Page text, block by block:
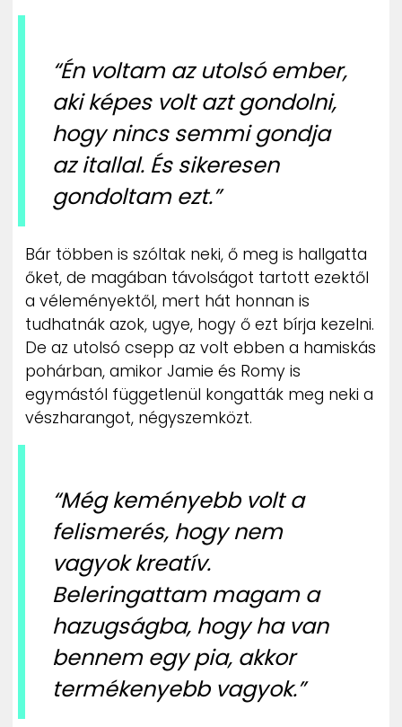
“Én voltam az utolsó ember,
aki képes volt azt gondolni,
hogy nincs semmi gondja
az itallal. És sikeresen
gondoltam ezt.”
Bár többen is szóltak neki, ő meg is hallgatta
őket, de magában távolságot tartott ezektől
a véleményektől, mert hát honnan is
tudhatnák azok, ugye, hogy ő ezt bírja kezelni.
De az utolsó csepp az volt ebben a hamiskás
pohárban, amikor Jamie és Romy is
egymástól függetlenül kongatták meg neki a
vészharangot, négyszemközt.
“Még keményebb volt a
felismerés, hogy nem
vagyok kreatív.
Beleringattam magam a
hazugságba, hogy ha van
bennem egy pia, akkor
termékenyebb vagyok.”